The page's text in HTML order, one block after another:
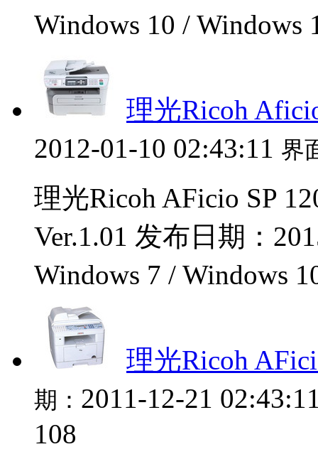
Windows 10 / Windows
理光Ricoh
2012-01-10 02:43:11 界
理光Ricoh AFicio SP
Ver.1.01 发布日期：
Windows 7 / Windows
理光Ricoh
期： 2011-12-21
108